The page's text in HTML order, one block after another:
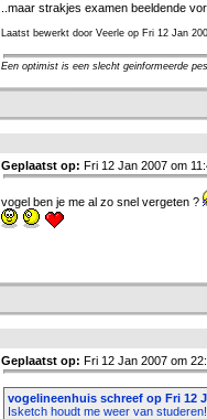
..maar strakjes examen beeldende
Laatst bewerkt door Veerle op Fri 12 Jan
Een optimist is een slecht geinformeerde
Geplaatst op: Fri 12 Jan 2007 om
vogel ben je me al zo snel vergeten ?
Geplaatst op: Fri 12 Jan 2007 om
vogelineenhuis schreef op Fri 12
Isketch houdt me weer van